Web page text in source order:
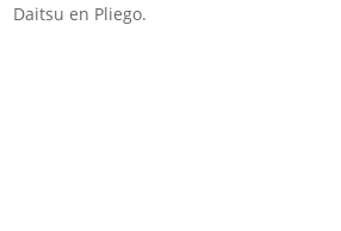
Daitsu en Pliego.